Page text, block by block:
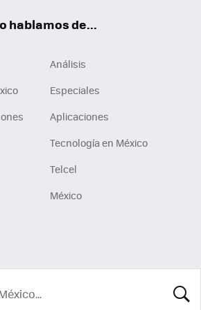
hablamos de...
Análisis
Especiales
Aplicaciones
Tecnología en México
Telcel
México